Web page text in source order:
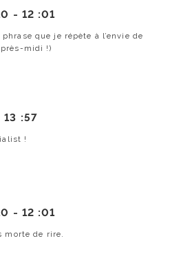
- 12 :01
phrase que je répète à l’envie de
midi !)
13 :57
!
- 12 :01
morte de rire.